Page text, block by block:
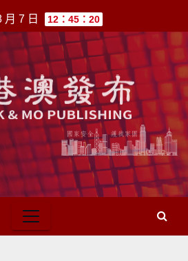
月 7 日 12：45：20